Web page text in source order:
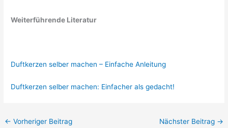
Weiterführende Literatur
Duftkerzen selber machen – Einfache Anleitung
Duftkerzen selber machen: Einfacher als gedacht!
← Vorheriger Beitrag Nächster Beitrag →